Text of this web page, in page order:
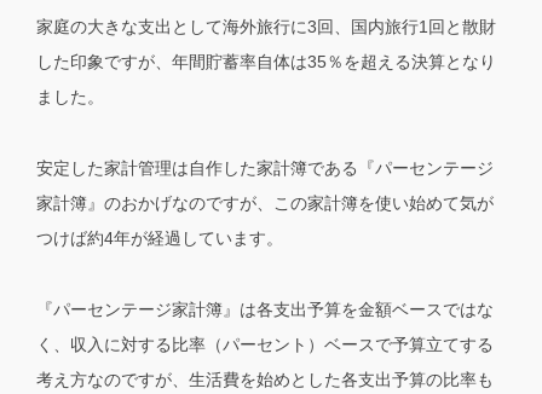
家庭の大きな支出として海外旅行に3回、国内旅行1回と散財
した印象ですが、年間貯蓄率自体は35％を超える決算となり
ました。
安定した家計管理は自作した家計簿である『パーセンテージ
家計簿』のおかげなのですが、この家計簿を使い始めて気が
つけば約4年が経過しています。
『パーセンテージ家計簿』は各支出予算を金額ベースではな
く、収入に対する比率（パーセント）ベースで予算立てする
考え方なのですが、生活費を始めとした各支出予算の比率も